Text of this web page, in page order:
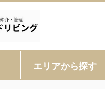
エリアから探す